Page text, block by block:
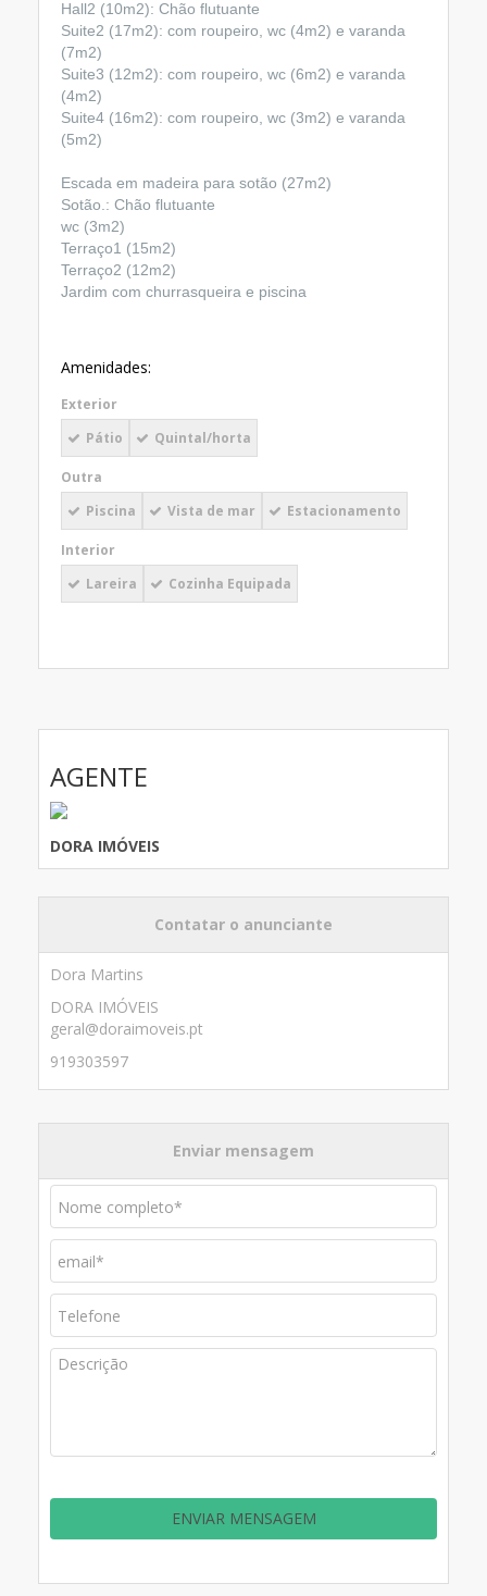
Hall2 (10m2): Chão flutuante
Suite2 (17m2): com roupeiro, wc (4m2) e varanda
(7m2)
Suite3 (12m2): com roupeiro, wc (6m2) e varanda
(4m2)
Suite4 (16m2): com roupeiro, wc (3m2) e varanda
(5m2)
Escada em madeira para sotão (27m2)
Sotão.: Chão flutuante
wc (3m2)
Terraço1 (15m2)
Terraço2 (12m2)
Jardim com churrasqueira e piscina
Amenidades:
Exterior
Pátio
Quintal/horta
Outra
Piscina
Vista de mar Estacionamento
Interior
Lareira
Cozinha Equipada
AGENTE
DORA IMÓVEIS
Contatar o anunciante
Dora Martins
DORA IMÓVEIS
geral@doraimoveis.pt
919303597
Enviar mensagem